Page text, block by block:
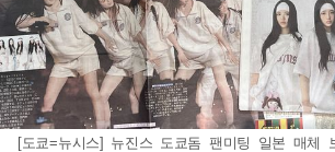
[도쿄=뉴시스] 뉴진스 도쿄돔 팬미팅 일본 매체